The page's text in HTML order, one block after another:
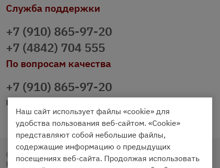
Служба поддержки
+7 (910) 865-97-20
+7 (4842) 704 555
По вопросам качества
+7 (910) 865-97-20
prazdnichniy40@palmi.ru
Copyright © 2020 - 2026. Праздничный Стол.
Разработка и продвижение - Vegas Studio
Наш сайт использует файлы «cookie» для
удобства пользования веб-сайтом. «Cookie»
представляют собой небольшие файлы,
содержащие информацию о предыдущих
посещениях веб-сайта. Продолжая использовать